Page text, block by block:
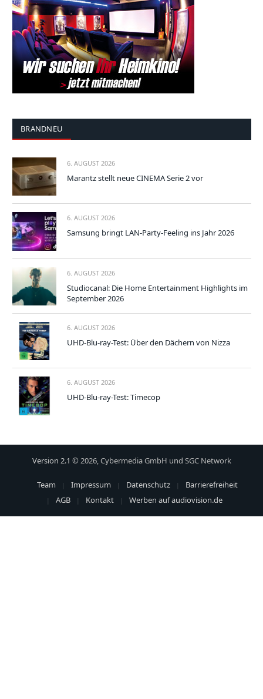
BRANDNEU
6. AUGUST 2026
Marantz stellt neue CINEMA Serie 2 vor
6. AUGUST 2026
Samsung bringt LAN-Party-Feeling ins Jahr 2026
6. AUGUST 2026
Studiocanal: Die Home Entertainment Highlights im
September 2026
6. AUGUST 2026
UHD-Blu-ray-Test: Über den Dächern von Nizza
6. AUGUST 2026
UHD-Blu-ray-Test: Timecop
Version 2.1 © 2026, Cybermedia GmbH und SGC Network
Team Impressum Datenschutz
Barrierefreiheit
AGB
Kontakt Werben auf audiovision.de